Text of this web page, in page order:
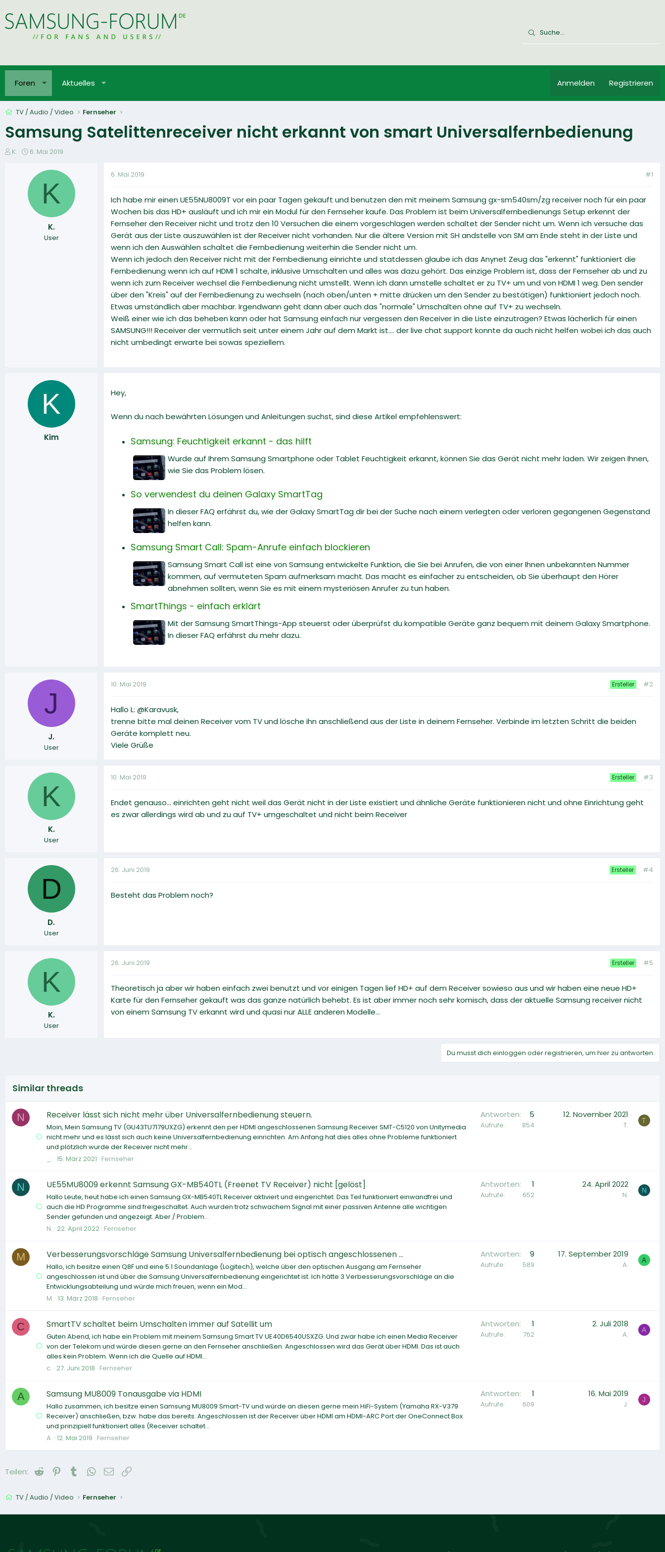
Foren Aktuelles Anmelden Registrieren
TV / Audio / Video Fernseher
Samsung Satelittenreceiver nicht erkannt von smart Universalfernbedienung
E
K.
E
t
l
6. Mai 2019
K
K.
User
6. Mai 2019 #1
Ich habe mir einen UE55NU8009T vor ein paar Tagen gekauft und benutzen den mit meinem Samsung gx-sm540sm/zg receiver noch für ein paar
Wochen bis das HD+ ausläuft und ich mir ein Modul für den Fernseher kaufe. Das Problem ist beim Universalfernbedienungs Setup erkennt der
Fernseher den Receiver nicht und trotz den 10 Versuchen die einem vorgeschlagen werden schaltet der Sender nicht um. Wenn ich versuche das
Gerät aus der Liste auszuwählen ist der Receiver nicht vorhanden. Nur die ältere Version mit SH andstelle von SM am Ende steht in der Liste und
wenn ich den Auswählen schaltet die Fernbedienung weiterhin die Sender nicht um.
Wenn ich jedoch den Receiver nicht mit der Fernbedienung einrichte und statdessen glaube ich das Anynet Zeug das "erkennt" funktioniert die
Fernbedienung wenn ich auf HDMI 1 schalte, inklusive Umschalten und alles was dazu gehört. Das einzige Problem ist, dass der Fernseher ab und zu
wenn ich zum Receiver wechsel die Fernbedienung nicht umstellt. Wenn ich dann umstelle schaltet er zu TV+ um und von HDMI 1 weg. Den sender
über den "Kreis" auf der Fernbedienung zu wechseln (nach oben/unten + mitte drücken um den Sender zu bestätigen) funktioniert jedoch noch.
Etwas umständlich aber machbar. Irgendwann geht dann aber auch das "normale" Umschalten ohne auf TV+ zu wechseln.
Weiß einer wie ich das beheben kann oder hat Samsung einfach nur vergessen den Receiver in die Liste einzutragen? Etwas lächerlich für einen
SAMSUNG!!! Receiver der vermutlich seit unter einem Jahr auf dem Markt ist.... der live chat support konnte da auch nicht helfen wobei ich das auch
nicht umbedingt erwarte bei sowas speziellem.
K
Kim
Hey,
Wenn du nach bewährten Lösungen und Anleitungen suchst, sind diese Artikel empfehlenswert:
Samsung: Feuchtigkeit erkannt - das hilft
Wurde auf Ihrem Samsung Smartphone oder Tablet Feuchtigkeit erkannt, können Sie das Gerät nicht mehr laden. Wir zeigen Ihnen,
wie Sie das Problem lösen.
So verwendest du deinen Galaxy SmartTag
In dieser FAQ erfährst du, wie der Galaxy SmartTag dir bei der Suche nach einem verlegten oder verloren gegangenen Gegenstand
helfen kann.
Samsung Smart Call: Spam-Anrufe einfach blockieren
Samsung Smart Call ist eine von Samsung entwickelte Funktion, die Sie bei Anrufen, die von einer Ihnen unbekannten Nummer
kommen, auf vermuteten Spam aufmerksam macht. Das macht es einfacher zu entscheiden, ob Sie überhaupt den Hörer
abnehmen sollten, wenn Sie es mit einem mysteriösen Anrufer zu tun haben.
SmartThings - einfach erklärt
Mit der Samsung SmartThings-App steuerst oder überprüfst du kompatible Geräte ganz bequem mit deinem Galaxy Smartphone.
In dieser FAQ erfährst du mehr dazu.
J
J.
User
10. Mai 2019 Ersteller #2
Hallo L: @Karavusk,
trenne bitte mal deinen Receiver vom TV und lösche ihn anschließend aus der Liste in deinem Fernseher. Verbinde im letzten Schritt die beiden
Geräte komplett neu.
Viele Grüße
K
K.
User
10. Mai 2019 Ersteller #3
Endet genauso... einrichten geht nicht weil das Gerät nicht in der Liste existiert und ähnliche Geräte funktionieren nicht und ohne Einrichtung geht
es zwar allerdings wird ab und zu auf TV+ umgeschaltet und nicht beim Receiver
D
D.
User
26. Juni 2019 Ersteller #4
Besteht das Problem noch?
K
K.
User
26. Juni 2019 Ersteller #5
Theoretisch ja aber wir haben einfach zwei benutzt und vor einigen Tagen lief HD+ auf dem Receiver sowieso aus und wir haben eine neue HD+
Karte für den Fernseher gekauft was das ganze natürlich behebt. Es ist aber immer noch sehr komisch, dass der aktuelle Samsung receiver nicht
von einem Samsung TV erkannt wird und quasi nur ALLE anderen Modelle...
Du musst dich einloggen oder registrieren, um hier zu antworten.
Similar threads
N Receiver lässt sich nicht mehr über Universalfernbedienung steuern.
Moin, Mein Samsung TV (GU43TU7179UXZG) erkennt den per HDMI angeschlossenen Samsung Receiver SMT-C5120 von Unitymedia
nicht mehr und es lässt sich auch keine Universalfernbedienung einrichten. Am Anfang hat dies alles ohne Probleme funktioniert
und plötzlich wurde der Receiver nicht mehr...
_. 15. März 2021 Fernseher
Antworten 5
Aufrufe 854
12. November 2021
T. T
N UE55MU8009 erkennt Samsung GX-MB540TL (Freenet TV Receiver) nicht [gelöst]
Hallo Leute, heut habe ich einen Samsung GX-MB540TL Receiver aktiviert und eingerichtet. Das Teil funktioniert einwandfrei und
auch die HD Programme sind freigeschaltet. Auch wurden trotz schwachem Signal mit einer passiven Antenne alle wichtigen
Sender gefunden und angezeigt. Aber / Problem...
N. 22. April 2022 Fernseher
Antworten 1
Aufrufe 652
24. April 2022
N. N
M Verbesserungsvorschläge Samsung Universalfernbedienung bei optisch angeschlossenen ...
Hallo, ich besitze einen Q8F und eine 5.1 Soundanlage (Logitech), welche über den optischen Ausgang am Fernseher
angeschlossen ist und über die Samsung Universalfernbedienung eingerichtet ist. Ich hätte 3 Verbesserungsvorschläge an die
Entwicklungsabteilung und würde mich freuen, wenn ein Mod...
M. 13. März 2018 Fernseher
Antworten 9
Aufrufe 589
17. September 2019
A. A
C SmartTV schaltet beim Umschalten immer auf Satellit um
Guten Abend, ich habe ein Problem mit meinem Samsung Smart TV UE40D6540USXZG. Und zwar habe ich einen Media Receiver
von der Telekom und würde diesen gerne an den Fernseher anschließen. Angeschlossen wird das Gerät über HDMI. Das ist auch
alles kein Problem. Wenn ich die Quelle auf HDMI...
c. 27. Juni 2018 Fernseher
Antworten 1
Aufrufe 762
2. Juli 2018
A. A
A Samsung MU8009 Tonausgabe via HDMI
Hallo zusammen, ich besitze einen Samsung MU8009 Smart-TV und würde an diesen gerne mein HiFi-System (Yamaha RX-V379
Receiver) anschließen, bzw. habe das bereits. Angeschlossen ist der Receiver über HDMI am HDMI-ARC Port der OneConnect Box
und prinzipiell funktioniert alles (Receiver schaltet...
A. 12. Mai 2019 Fernseher
Antworten 1
Aufrufe 609
16. Mai 2019
J. J
Teilen: Reddit PinterestTumblrWhatsApp
E-Mail
TV / Audio / Video Fernseher